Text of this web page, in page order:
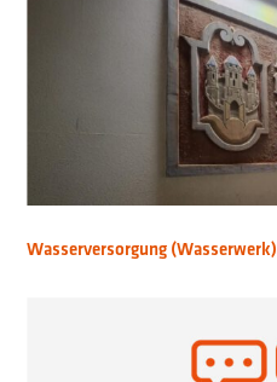
Wasserversorgung (Wasserwerk)